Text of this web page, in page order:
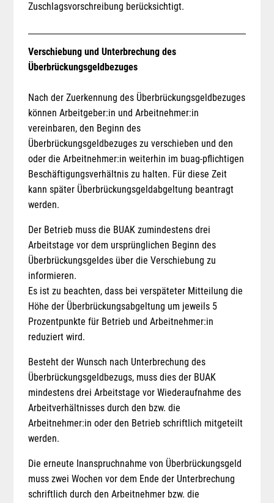
Zuschlagsvorschreibung berücksichtigt.
Verschiebung und Unterbrechung des
Überbrückungsgeldbezuges
Nach der Zuerkennung des Überbrückungsgeldbezuges
können Arbeitgeber:in und Arbeitnehmer:in
vereinbaren, den Beginn des
Überbrückungsgeldbezuges zu verschieben und den
oder die Arbeitnehmer:in weiterhin im buag-pflichtigen
Beschäftigungsverhältnis zu halten. Für diese Zeit
kann später Überbrückungsgeldabgeltung beantragt
werden.
Der Betrieb muss die BUAK zumindestens drei
Arbeitstage vor dem ursprünglichen Beginn des
Überbrückungsgeldes über die Verschiebung zu
informieren.
Es ist zu beachten, dass bei verspäteter Mitteilung die
Höhe der Überbrückungsabgeltung um jeweils 5
Prozentpunkte für Betrieb und Arbeitnehmer:in
reduziert wird.
Besteht der Wunsch nach Unterbrechung des
Überbrückungsgeldbezugs, muss dies der BUAK
mindestens drei Arbeitstage vor Wiederaufnahme des
Arbeitverhältnisses durch den bzw. die
Arbeitnehmer:in oder den Betrieb schriftlich mitgeteilt
werden.
Die erneute Inanspruchnahme von Überbrückungsgeld
muss zwei Wochen vor dem Ende der Unterbrechung
schriftlich durch den Arbeitnehmer bzw. die